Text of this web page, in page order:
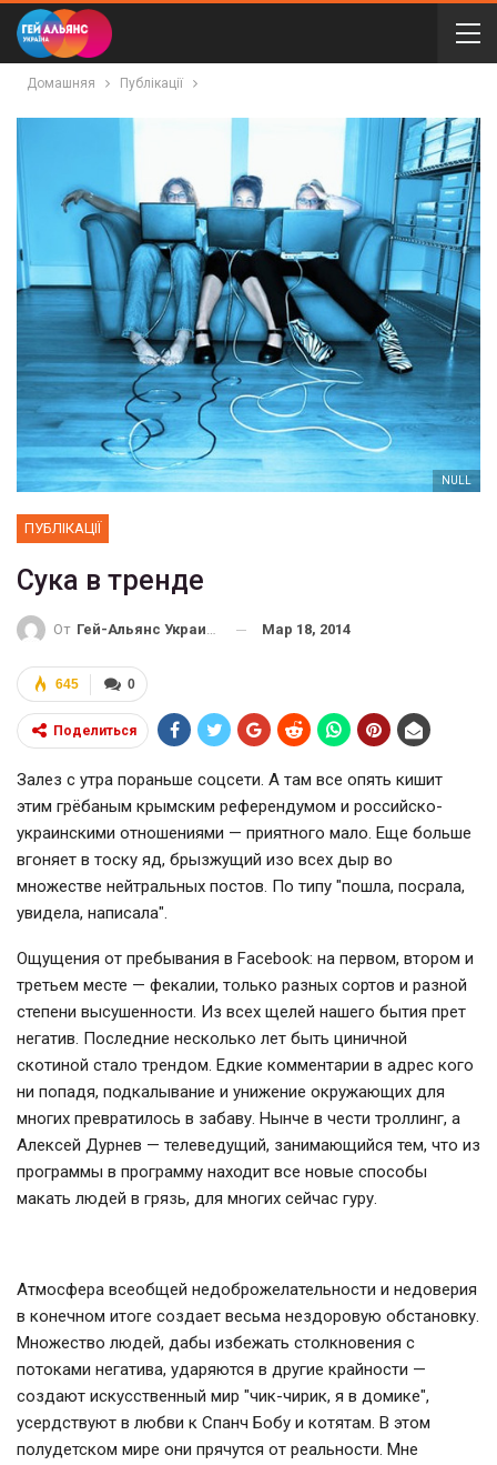
Домашняя Публікації
NULL
ПУБЛІКАЦІЇ
Сука в тренде
От Гей-Альянс Украина Мар 18, 2014
0
645
Поделиться
Залез с утра пораньше соцсети. А там все опять кишит
этим грёбаным крымским референдумом и российско-
украинскими отношениями — приятного мало. Еще больше
вгоняет в тоску яд, брызжущий изо всех дыр во
множестве нейтральных постов. По типу "пошла, посрала,
увидела, написала".
Ощущения от пребывания в Facebook: на первом, втором и
третьем месте — фекалии, только разных сортов и разной
степени высушенности. Из всех щелей нашего бытия прет
негатив. Последние несколько лет быть циничной
скотиной стало трендом. Едкие комментарии в адрес кого
ни попадя, подкалывание и унижение окружающих для
многих превратилось в забаву. Нынче в чести троллинг, а
Алексей Дурнев — телеведущий, занимающийся тем, что из
программы в программу находит все новые способы
макать людей в грязь, для многих сейчас гуру.
Атмосфера всеобщей недоброжелательности и недоверия
в конечном итоге создает весьма нездоровую обстановку.
Множество людей, дабы избежать столкновения с
потоками негатива, ударяются в другие крайности —
создают искусственный мир "чик-чирик, я в домике",
усердствуют в любви к Спанч Бобу и котятам. В этом
полудетском мире они прячутся от реальности. Мне